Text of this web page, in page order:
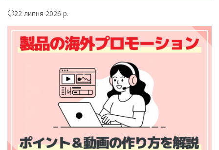
22 липня 2026 р.